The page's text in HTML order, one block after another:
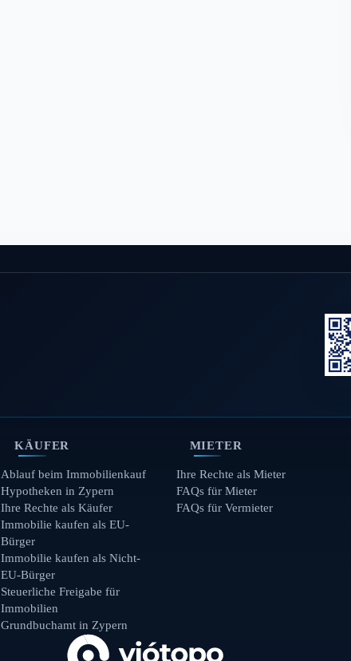
KÄUFER
Ablauf beim Immobilienkauf
Hypotheken in Zypern
Ihre Rechte als Käufer
Immobilie kaufen als EU-
Bürger
Immobilie kaufen als Nicht-
EU-Bürger
Steuerliche Freigabe für
Immobilien
Grundbuchamt in Zypern
MIETER
Ihre Rechte als Mieter
FAQs für Mieter
FAQs für Vermieter